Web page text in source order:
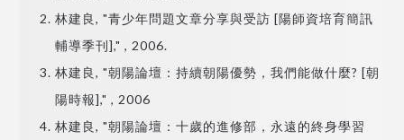
林建良, "青少年問題文章分享與受訪 [陽師資培育簡訊
輔導季刊]," , 2006.
林建良, "朝陽論壇：持續朝陽優勢，我們能做什麼? [朝
陽時報]," , 2006
林建良, "朝陽論壇：十歲的進修部，永遠的終身學習